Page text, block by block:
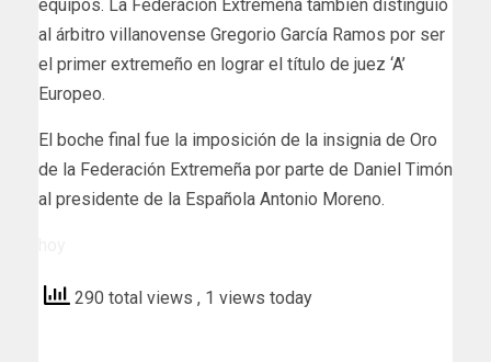
equipos. La Federación Extremeña también distinguió
al árbitro villanovense Gregorio García Ramos por ser
el primer extremeño en lograr el título de juez ‘A’
Europeo.
El boche final fue la imposición de la insignia de Oro
de la Federación Extremeña por parte de Daniel Timón
al presidente de la Española Antonio Moreno.
290 total views , 1 views today